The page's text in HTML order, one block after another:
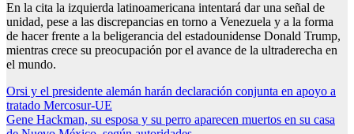
En la cita la izquierda latinoamericana intentará dar una señal de
unidad, pese a las discrepancias en torno a Venezuela y a la forma
de hacer frente a la beligerancia del estadounidense Donald Trump,
mientras crece su preocupación por el avance de la ultraderecha en
el mundo.
Navegación
de
Orsi y el presidente alemán harán declaración conjunta en apoyo a
tratado Mercosur-UE
Gene Hackman, su esposa y su perro aparecen muertos en su casa